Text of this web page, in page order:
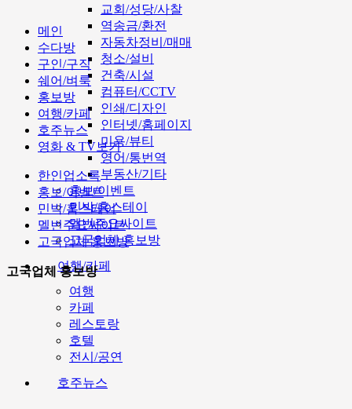
교회/성당/사찰
역송금/환전
자동차정비/매매
청소/설비
건축/시설
컴퓨터/CCTV
인쇄/디자인
인터넷/홈페이지
미용/뷰티
영어/통번역
부동산/기타
홍보/이벤트
민박/홈스테이
멜번주요싸이트
고국업체 홍보방
여행/카페
여행
카페
레스토랑
호텔
전시/공연
호주뉴스
메인
수다방
구인/구직
쉐어/벼룩
홍보방
여행/카페
호주뉴스
영화 & TV보기
한인업소록
홍보/이벤트
민박/홈스테이
멜번주요싸이트
고국업체 홍보방
고국업체 홍보방